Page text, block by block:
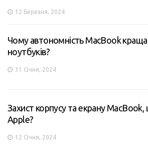
12 Березня, 2024
Чому автономність MacBook краща
ноутбуків?
31 Січня, 2024
Захист корпусу та екрану
Apple?
12 Січня, 2024